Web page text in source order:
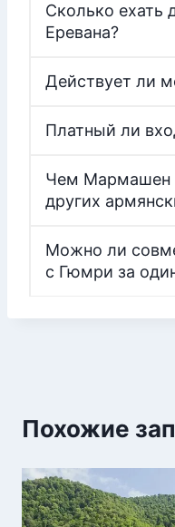
Сколько ехать
Еревана?
Действует ли
Платный ли
Чем Мармашен
других
Можно ли
с Гюмри за
Похожие